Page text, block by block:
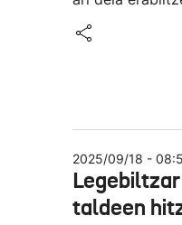
2025/09/18 -
taldeen